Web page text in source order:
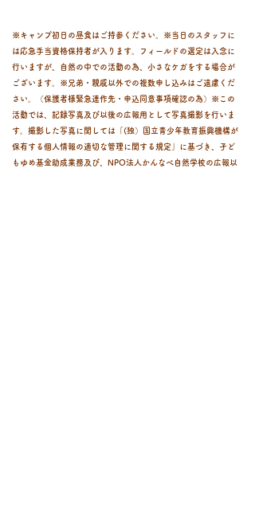
※キャンプ初日の昼食はご持参ください。※当日のスタッフに
は応急手当資格保持者が入ります。フィールドの選定は入念に
行いますが、自然の中での活動の為、小さなケガをする場合が
ございます。※兄弟・親戚以外での複数申し込みはご遠慮くだ
さい。（保護者様緊急連作先・申込同意事項確認の為）※この
活動では、記録写真及び以後の広報用として写真撮影を行いま
す。撮影した写真に関しては「(独）国立青少年教育振興機構が
保有する個人情報の適切な管理に関する規定」に基づき、子ど
もゆめ基金助成業務及び、NPO法人かんなべ自然学校の広報以